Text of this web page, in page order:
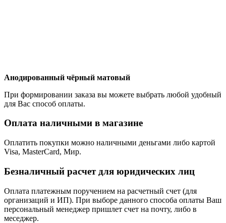
Анодированный чёрный матовый
При формировании заказа вы можете выбрать любой удобный
для Вас способ оплаты.
Оплата наличными в магазине
Оплатить покупки можно наличными деньгами либо картой
Visa, MasterCard, Мир.
Безналичный расчет для юридических лиц
Оплата платежным поручением на расчетный счет (для
организаций и ИП). При выборе данного способа оплаты Ваш
персональный менеджер пришлет счет на почту, либо в
меседжер.